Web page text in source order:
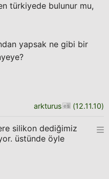
türkiyede bulunur mu,
yapsak ne gibi bir
arkturus (12.11.10)
silikon dediğimiz
üstünde öyle